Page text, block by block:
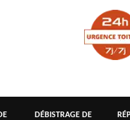
DÉBISTRAGE DE